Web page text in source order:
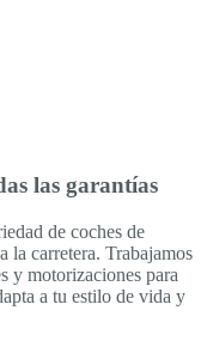
las garantías
de coches de
la carretera. Trabajamos
y motorizaciones para
a tu estilo de vida y